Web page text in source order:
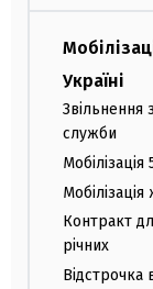
Україні
Звільнення
служби
Мобілізація
Мобілізація
Контракт
річних
Відстрочка